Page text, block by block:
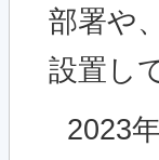
部署や
設置し
2023